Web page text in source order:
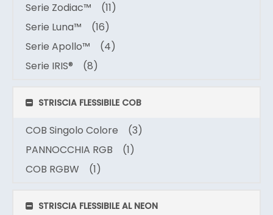
Serie Zodiac™
(11)
Serie Luna™
(16)
Serie Apollo™
(4)
Serie IRIS®
(8)
STRISCIA FLESSIBILE COB
COB Singolo Colore
(3)
PANNOCCHIA RGB
(1)
COB RGBW
(1)
STRISCIA FLESSIBILE AL NEON